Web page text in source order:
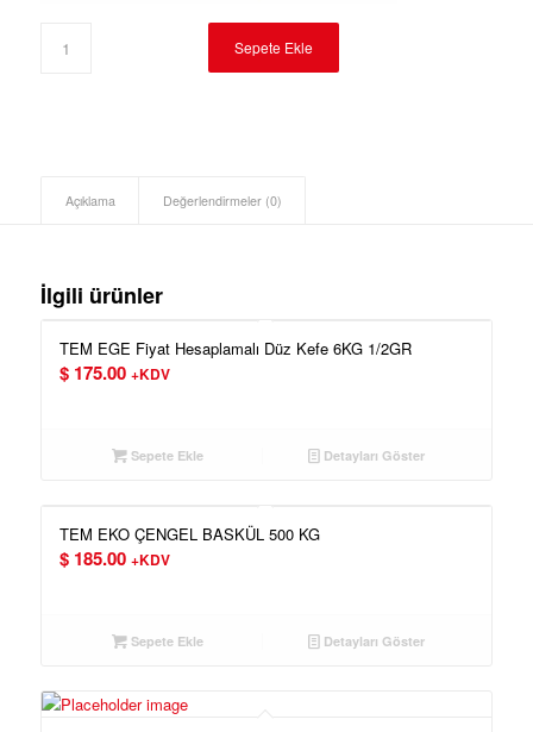
Sepete Ekle
Açıklama Değerlendirmeler (0)
İlgili ürünler
TEM EGE Fiyat Hesaplamalı Düz Kefe 6KG 1/2GR
$175.00 +KDV
Sepete Ekle Detayları Göster
TEM EKO ÇENGEL BASKÜL 500 KG
$185.00 +KDV
Sepete Ekle Detayları Göster